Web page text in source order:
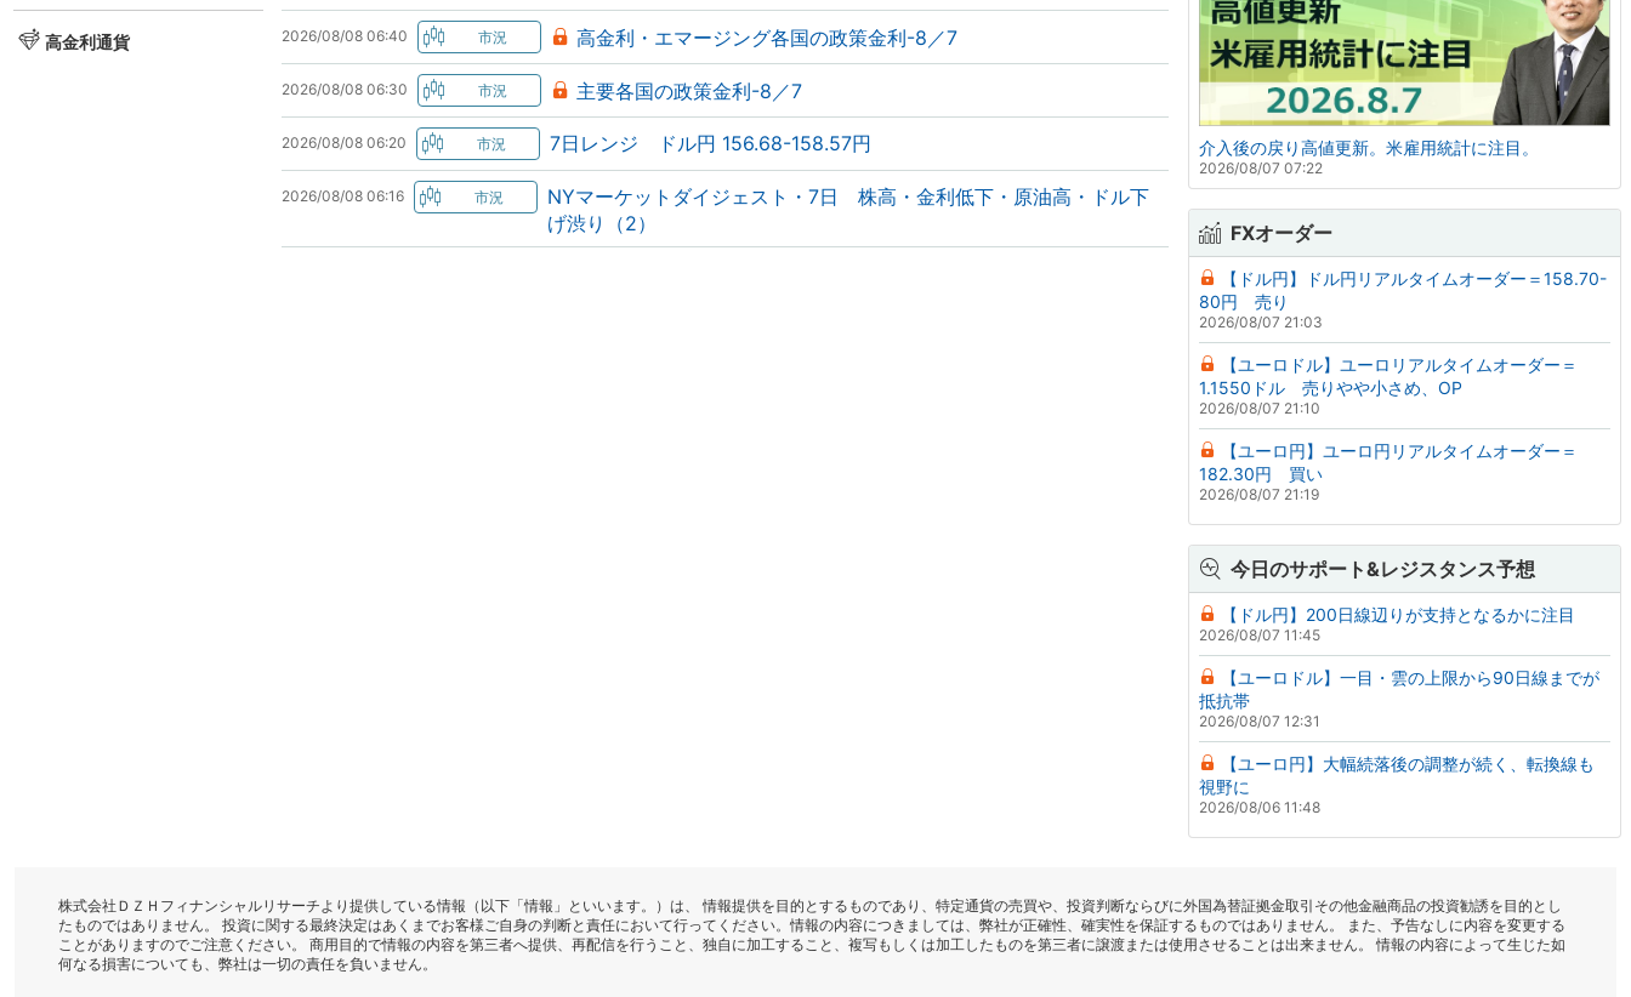
高金利通貨 2026/08/08 06:40 高金利・エマージング各国の政策金利-8／7
2026/08/08 06:30 主要各国の政策金利-8／7
2026/08/08 06:20 7日レンジ ドル円 156.68-158.57円
2026/08/08 06:16
NYマーケットダイジェスト・7日 株高・金利低下・原油高・ドル下
げ渋り（2）
介入後の戻り高値更新。米雇用統計に注目。
2026/08/07 07:22
FXオーダー
【ドル円】ドル円リアルタイムオーダー＝158.70-
80円 売り
2026/08/07 21:03
【ユーロドル】ユーロリアルタイムオーダー＝
1.1550ドル 売りやや小さめ、OP
2026/08/07 21:10
【ユーロ円】ユーロ円リアルタイムオーダー＝
182.30円 買い
2026/08/07 21:19
今日のサポート&レジスタンス予想
【ドル円】200日線辺りが支持となるかに注目
2026/08/07 11:45
【ユーロドル】一目・雲の上限から90日線までが
抵抗帯
2026/08/07 12:31
【ユーロ円】大幅続落後の調整が続く、転換線も
視野に
2026/08/06 11:48
株式会社ＤＺＨフィナンシャルリサーチより提供している情報（以下「情報」といいます。）は、 情報提供を目的とするものであり、特定通貨の売買や、投資判断ならびに外国為替証拠金取引その他金融商品の投資勧誘を目的とし
たものではありません。 投資に関する最終決定はあくまでお客様ご自身の判断と責任において行ってください。情報の内容につきましては、弊社が正確性、確実性を保証するものではありません。 また、予告なしに内容を変更する
ことがありますのでご注意ください。 商用目的で情報の内容を第三者へ提供、再配信を行うこと、独自に加工すること、複写もしくは加工したものを第三者に譲渡または使用させることは出来ません。 情報の内容によって生じた如
何なる損害についても、弊社は一切の責任を負いません。